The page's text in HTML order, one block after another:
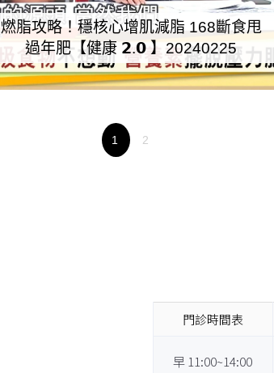
燃脂攻略！穩核心增肌減脂 168斷食甩
過年肥【健康 𝟮.𝟬 】20240225
1 2
門診時間表
早 11:00~14:00